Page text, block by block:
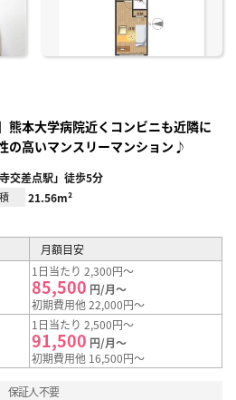
熊本大学病院近くコンビニも近隣に
の高いマンスリーマンション♪
交差点駅」徒歩5分
21.56m²
月額目安
1日当たり 2,300円～
85,500 円/月～
初期費用他 22,000円～
1日当たり 2,500円～
91,500 円/月～
初期費用他 16,500円～
保証人不要